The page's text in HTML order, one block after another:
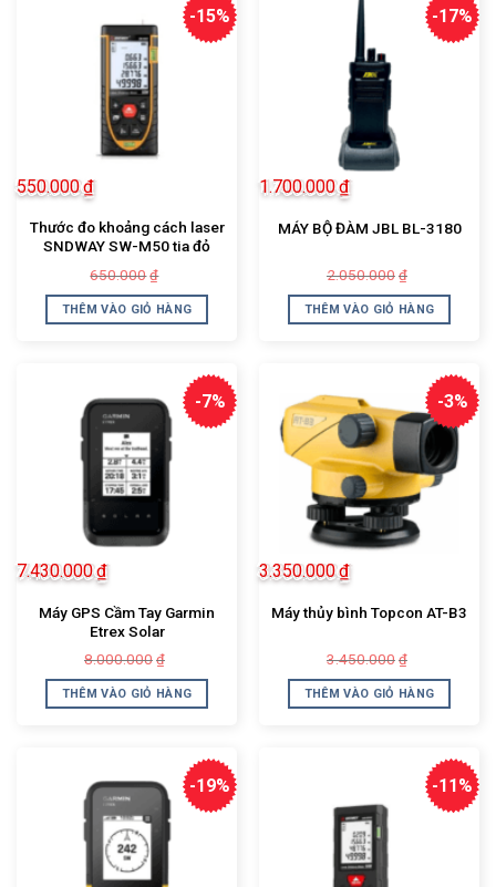
-15%
Thước đo khoảng cách laser
SNDWAY SW-M50 tia đỏ
650.000 ₫
là:
650.000₫.
550.000₫
tại
là:
THÊM VÀO GIỎ HÀNG
-17%
MÁY BỘ ĐÀM JBL BL-3180
2.050.000 ₫
là:
2.050.000₫.
1.700.000₫
tại
là:
THÊM VÀO GIỎ HÀNG
-7%
Máy GPS Cầm Tay Garmin
Etrex Solar
8.000.000 ₫
là:
8.000.000₫.
7.430.000₫
tại
là:
THÊM VÀO GIỎ HÀNG
-3%
Máy thủy bình Topcon AT-B3
3.450.000 ₫
là:
3.450.000₫.
3.350.000₫
tại
là:
THÊM VÀO GIỎ HÀNG
-19% -11%